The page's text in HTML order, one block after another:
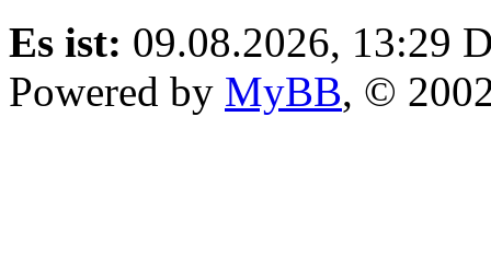
Es ist: 09.08.2026, 13:29
Powered by MyBB, ©